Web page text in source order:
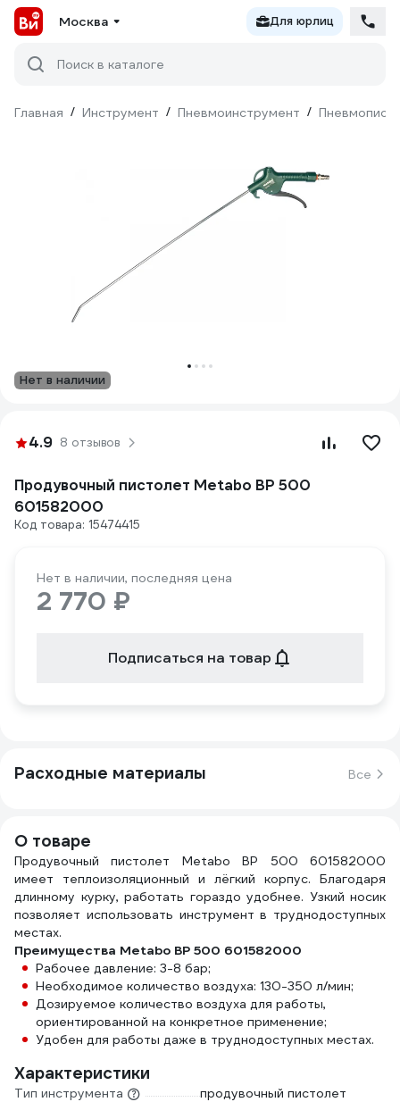
Москва Для юрлиц
Поиск в каталоге
Главная / Инструмент / Пневмоинструмент /
Нет в наличии
4.9 8 отзывов
Продувочный пистолет Metabo BP 500
601582000
Код товара: 15474415
Нет в наличии, последняя цена
2 770 ₽
Подписаться на товар
Расходные материалы Все
О товаре
Продувочный пистолет Metabo BP 500 601582000
имеет теплоизоляционный и лёгкий корпус. Благодаря
длинному курку, работать гораздо удобнее. Узкий носик
позволяет использовать инструмент в труднодоступных
местах.
Преимущества Metabo BP 500 601582000
Рабочее давление: 3-8 бар;
Необходимое количество воздуха: 130-350 л/мин;
Дозируемое количество воздуха для работы,
ориентированной на конкретное применение;
Удобен для работы даже в труднодоступных местах.
Характеристики
Тип инструмента
продувочный пистолет